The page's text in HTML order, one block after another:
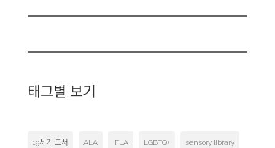
태그별 보기
19세기 도서 ALA IFLA LGBTQ+ sensory library